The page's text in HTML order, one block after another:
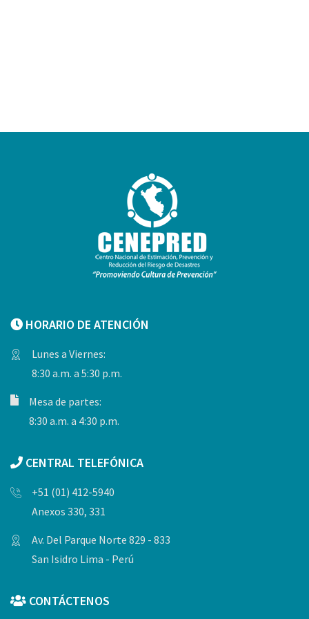
HORARIO DE ATENCIÓN
Lunes a Viernes:
8:30 a.m. a 5:30 p.m.
Mesa de partes:
8:30 a.m. a 4:30 p.m.
CENTRAL TELEFÓNICA
+51 (01) 412-5940
Anexos 330, 331
Av. Del Parque Norte 829 - 833
San Isidro Lima - Perú
CONTÁCTENOS